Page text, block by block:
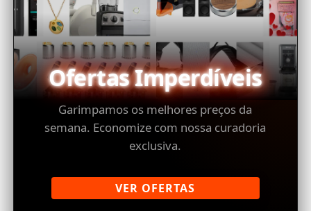
Ofertas Imperdíveis
Garimpamos os melhores preços da
semana. Economize com nossa curadoria
exclusiva.
VER OFERTAS